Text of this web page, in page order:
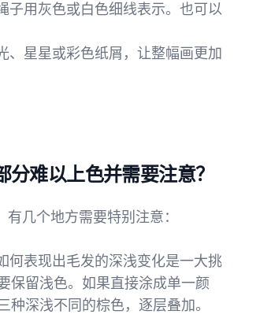
用灰色或白色细线表示。也可以
星星或彩色纸屑，让整幅画更加
难以上色并需要注意？
几个地方需要特别注意：
表现出毛发的深浅变化是一大挑
保留浅色。如果直接涂成单一颜
深浅不同的棕色，逐层叠加。